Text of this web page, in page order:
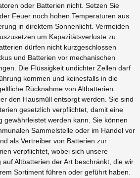
oder Batterien nicht. Setzen Sie
Feuer noch hohen Temperaturen aus.
in direktem Sonnenlicht. Vermeiden
um Kapazitätsverluste zu
dürfen nicht kurzgeschlossen
und Batterien vor mechanischen
Die Flüssigkeit undichter Zellen darf
kommen und keinesfalls in die
Rücknahme von Altbatterien :
den Hausmüll entsorgt werden. Sie sind
gesetzlich verpflichtet, damit eine
gewährleistet werden kann. Sie können
Sammelstelle oder im Handel vor
als Vertreiber von Batterien zur
verpflichtet, wobei sich unsere
Altbatterien der Art beschränkt, die wir
Sortiment führen oder geführt haben.